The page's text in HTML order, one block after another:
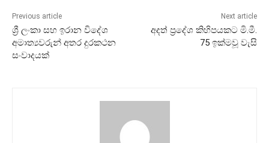
Previous article
ශ්‍රී ලංකා සහ ඉරාන විදේශ
අමාත්‍යවරුන් අතර දුරකථන
සංවාදයක්
Next article
අදත් ප්‍රදේශ කිහිපයකට මි.මී.
75 ඉක්මවූ වැසි